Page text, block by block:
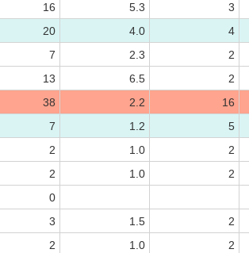
16 5.3 3
20 4.0 4
7 2.3 2
13 6.5 2
38 2.2 16
7 1.2 5
2 1.0 2
2 1.0 2
0
3 1.5 2
2 1.0 2